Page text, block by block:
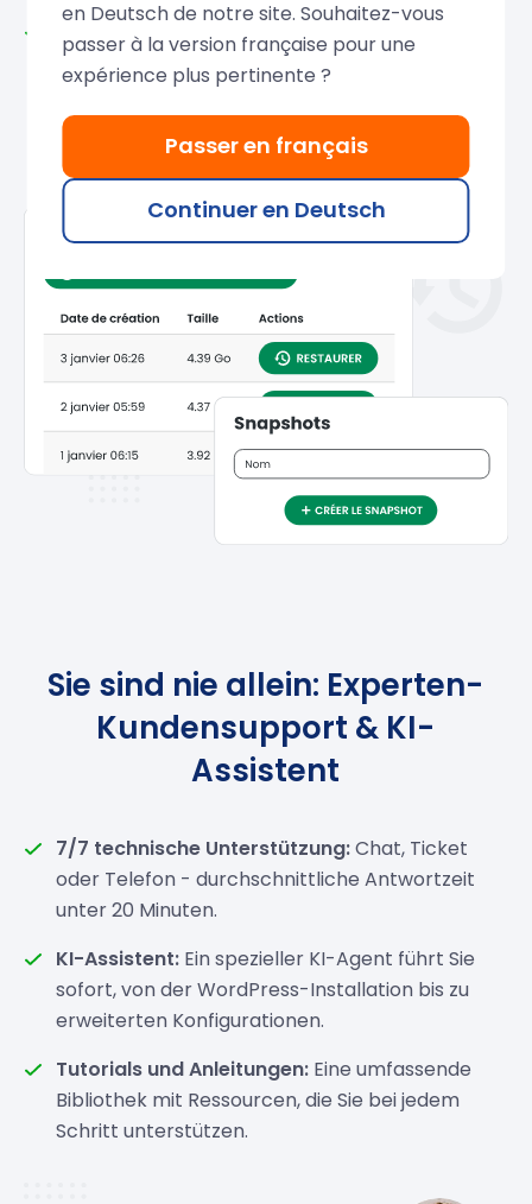
Kostenlose Snapshots:
Bis zu 3 gleichzeitige
Snapshots zum Einfrieren Ihres KVM-VPS-
Status. Sie bleiben verfügbar, solange Ihr VPS
aktiv ist - perfekt, um Updates oder
Änderungen risikofrei zu testen.
Sie sind nie allein: Experten-
Kundensupport & KI-
Assistent
7/7 technische Unterstützung:Chat, Ticket
oder Telefon - durchschnittliche Antwortzeit
unter 20 Minuten.
KI-Assistent: Ein spezieller KI-Agent führt Sie
sofort, von der WordPress-Installation bis zu
erweiterten Konfigurationen.
Tutorials und Anleitungen: Eine umfassende
Bibliothek mit Ressourcen, die Sie bei jedem
Schritt unterstützen.
en Deutsch de notre site. Souhaitez-vous
passer à la version française pour une
expérience plus pertinente ?
Passer en français
Continuer en Deutsch